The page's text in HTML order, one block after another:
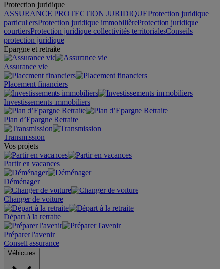
Protection juridique
ASSURANCE PROTECTION JURIDIQUEProtection juridique
particuliersProtection juridique immobilièreProtection juridique
courtiersProtection juridique collectivités territorialesConseils
protection juridique
Epargne et retraite
Assurance vie
Placement financiers
Investissements immobiliers
Plan d’Epargne Retraite
Transmission
Vos projets
Partir en vacances
Déménager
Changer de voiture
Départ à la retraite
Préparer l'avenir
Conseil assurance
Véhicules